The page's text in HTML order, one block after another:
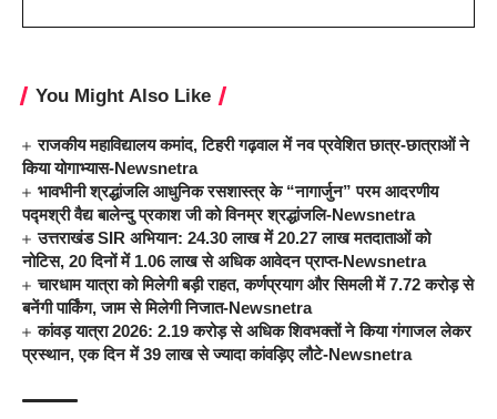
You Might Also Like
राजकीय महाविद्यालय कमांद, टिहरी गढ़वाल में नव प्रवेशित छात्र-छात्राओं ने
किया योगाभ्यास-Newsnetra
भावभीनी श्रद्धांजलि आधुनिक रसशास्त्र के “नागार्जुन” परम आदरणीय
पद्मश्री वैद्य बालेन्दु प्रकाश जी को विनम्र श्रद्धांजलि-Newsnetra
उत्तराखंड SIR अभियान: 24.30 लाख में 20.27 लाख मतदाताओं को
नोटिस, 20 दिनों में 1.06 लाख से अधिक आवेदन प्राप्त-Newsnetra
चारधाम यात्रा को मिलेगी बड़ी राहत, कर्णप्रयाग और सिमली में 7.72 करोड़ से
बनेंगी पार्किंग, जाम से मिलेगी निजात-Newsnetra
कांवड़ यात्रा 2026: 2.19 करोड़ से अधिक शिवभक्तों ने किया गंगाजल लेकर
प्रस्थान, एक दिन में 39 लाख से ज्यादा कांवड़िए लौटे-Newsnetra